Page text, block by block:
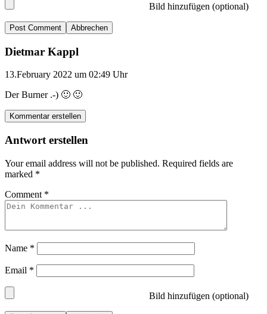
Bild hinzufügen (optional)
Abbrechen
Dietmar Kappl
13.February 2022 um 02:49 Uhr
Der Burner .-) 🙂 🙂
Kommentar erstellen
Antwort erstellen
Your email address will not be published. Required fields are
marked *
Comment *
Name *
Email *
Bild hinzufügen (optional)